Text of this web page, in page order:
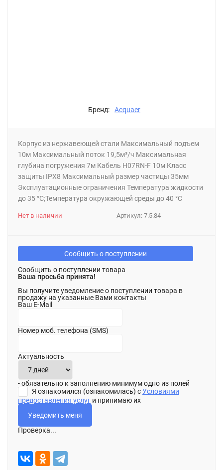
Бренд: Acquaer
Корпус из нержавеющей стали Максимальный подъем
10м Максимальный поток 19,5м³/ч Максимальная
глубина погружения 7м Кабель H07RN-F 10м Класс
защиты IPX8 Максимальный размер частицы 35мм
Эксплуатационные ограничения Температура жидкости
до 35 °С;Температура окружающей среды до 40 °С
Артикул: 7.5.84
Нет в наличии
Сообщить о поступлении
Сообщить о поступлении товара
Ваша просьба принята!
Вы получите уведомление о поступлении товара в
продажу на указанные Вами контакты
Ваш E-Mail
Номер моб. телефона (SMS)
Актуальность
- обязательно к заполнению минимум одно из полей
Я ознакомился (ознакомилась) сУсловиями
предоставления услуг и принимаю их
Проверка...